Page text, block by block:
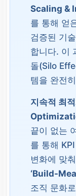
Scaling &
를 통해 얻
검증된 기
합니다. 이
돌(Silo
템을 완전
지속적 최
끝이 없는
를 통해
변화에 맞
‘Build-
조직 문화